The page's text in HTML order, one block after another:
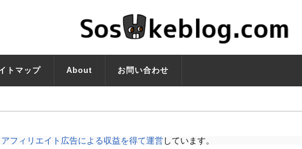
トマップ About お問い合わせ
フィリエイト広告による収益を得て運営しています。